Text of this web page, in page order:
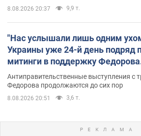
8.08.2026 20:37 9,9 т.
"Нас услышали лишь одним
Украины уже 24-й день подряд
митинги в поддержку
Антиправительственные выступления с
Федорова продолжаются до сих пор
8.08.2026 20:51 3,6 т.